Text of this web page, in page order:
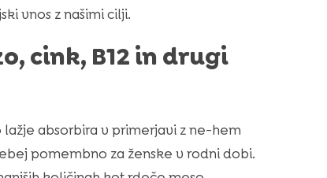
vnos z našimi cilji.
cink, B12 in drugi
absorbira v primerjavi z ne-hem
pomembno za ženske v rodni dobi.